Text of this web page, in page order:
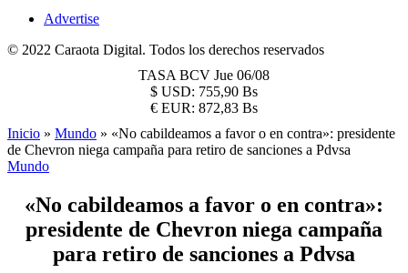
Advertise
© 2022 Caraota Digital. Todos los derechos reservados
TASA BCV Jue 06/08
$ USD: 755,90 Bs
€ EUR: 872,83 Bs
Inicio » Mundo » «No cabildeamos a favor o en contra»: presidente
de Chevron niega campaña para retiro de sanciones a Pdvsa
Mundo
«No cabildeamos a favor o en contra»:
presidente de Chevron niega campaña
para retiro de sanciones a Pdvsa